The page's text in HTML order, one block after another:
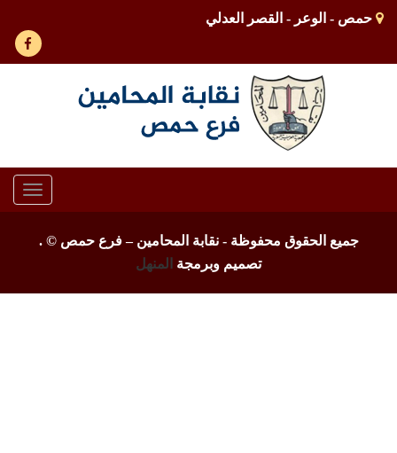
حمص - الوعر - القصر العدلي
جميع الحقوق محفوظة - نقابة المحامين – فرع حمص ©.
تصميم وبرمجة
المنهل